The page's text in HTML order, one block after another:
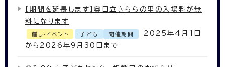
【期間を延長します】奥日立きららの里の入場料が無
料になります
催し・イベント 子ども 開催期間
2025年4月1日
から2026年9月30日まで